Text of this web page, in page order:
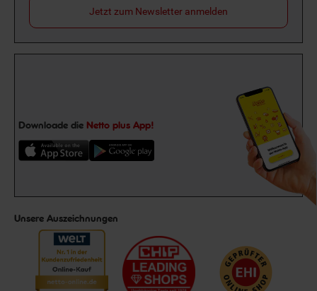
Jetzt zum Newsletter anmelden
Downloade die Netto plus App!
Unsere Auszeichnungen